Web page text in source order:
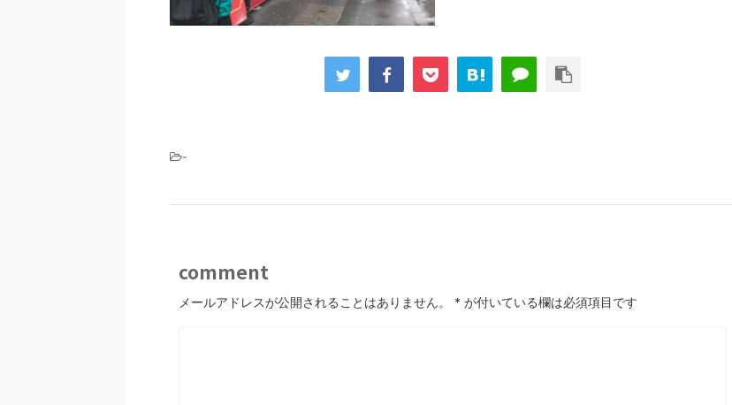
-
comment
メールアドレスが公開されることはありません。 * が付いている欄は必須項目です